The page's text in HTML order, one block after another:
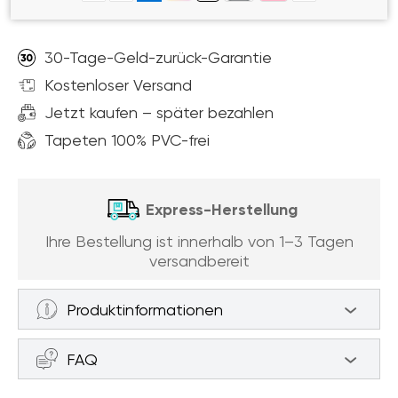
30-Tage-Geld-zurück-Garantie
Kostenloser Versand
Jetzt kaufen – später bezahlen
Tapeten 100% PVC-frei
Express-Herstellung
Ihre Bestellung ist innerhalb von 1–3 Tagen
versandbereit
Produktinformationen
Fototapeten Gattin (Artikel a94595 ) aus
der Kategorie Fototapeten 3D
FAQ